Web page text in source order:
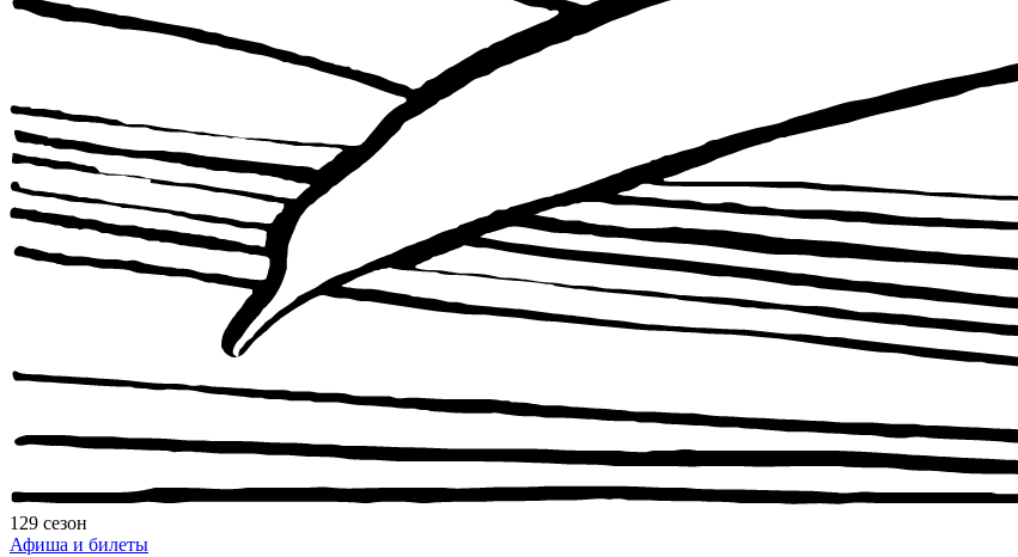
129 сезон
Афиша и билеты